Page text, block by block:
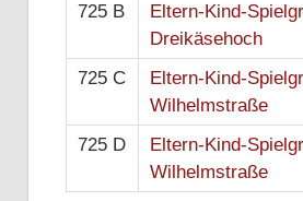
725 B
Eltern-Kind-
Dreikäsehoch
725 C
Eltern-Kind-
Wilhelmstraße
725 D
Eltern-Kind-
Wilhelmstraße